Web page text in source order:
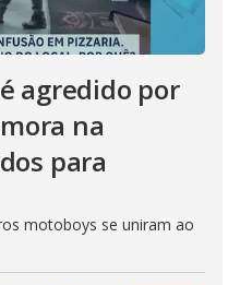
agredido por
na
para
motoboys se uniram ao